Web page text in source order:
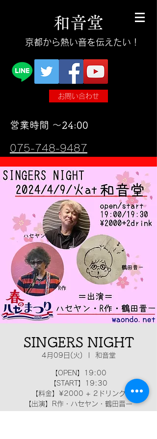
和音堂
​京都から熱い音を伝えたい！
お問い合わせ
​営業時間 〜24:00
075-748-9487
SINGERS NIGHT
4月09日(火) 和音堂
【OPEN】19:00
【START】19:30
【料金】¥2000 + 2ドリンク
【出演】R作・ハセヤン・鶴田晋一